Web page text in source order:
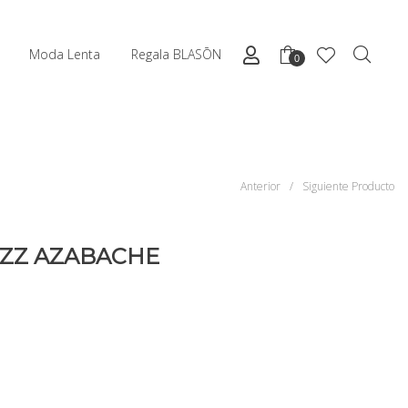
0
Moda Lenta Regala BLASŌN
Anterior / Siguiente Producto
AZABACHE